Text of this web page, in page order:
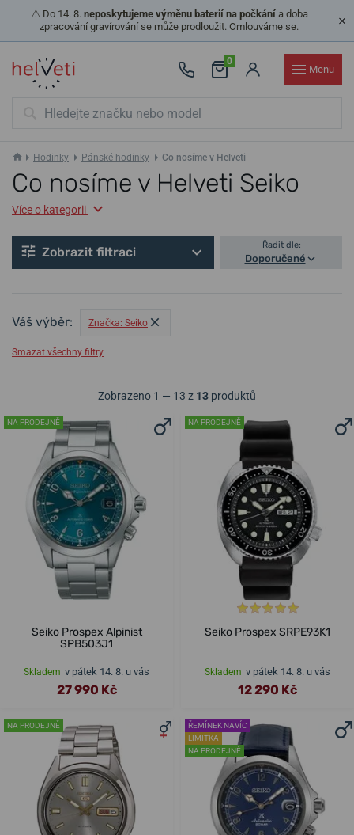
⚠️ Do 14. 8. neposkytujeme výměnu baterií na počkánía doba
zpracování gravírování se může prodloužit. Omlouváme se.
0
Menu
Hodinky Pánské hodinky Co nosíme v Helveti
Co nosíme v Helveti Seiko
Více o kategorii
Zobrazit filtraci Řadit dle:
Doporučené
Váš výběr: Značka: Seiko
Smazat všechny filtry
Zobrazeno 1 — 13 z 13 produktů
NA PRODEJNĚ
Seiko Prospex Alpinist
SPB503J1
Skladem v pátek 14. 8. u vás
27 990 Kč
NA PRODEJNĚ
Seiko Prospex SRPE93K1
Skladem v pátek 14. 8. u vás
12 290 Kč
NA PRODEJNĚ
ŘEMÍNEK NAVÍC
LIMITKA
NA PRODEJNĚ